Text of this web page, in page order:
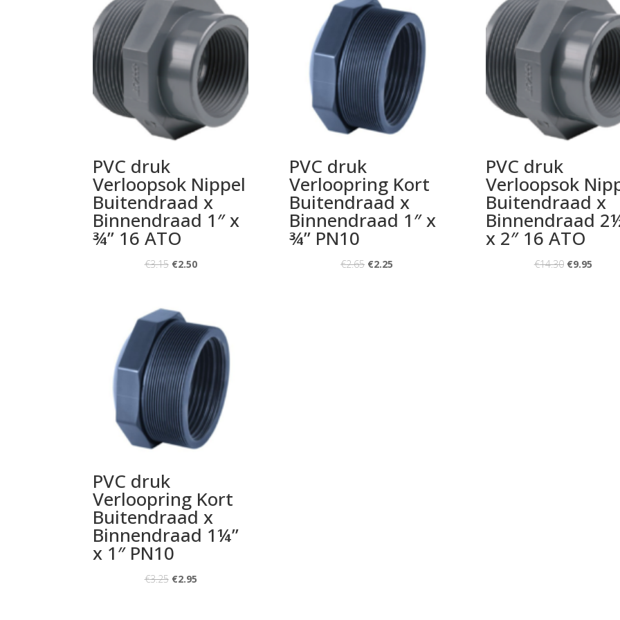
PVC druk
Verloopsok Nippel
Buitendraad x
Binnendraad 1″ x
¾” 16 ATO
€3.15 €2.50
PVC druk
Verloopring Kort
Buitendraad x
Binnendraad 1″ x
¾” PN10
€2.65 €2.25
PVC druk
Verloopsok
Buitendraad x
Binnendraad
x 2″ 16 ATO
€14.30 €9.95
PVC druk
Verloopring Kort
Buitendraad x
Binnendraad 1¼”
x 1″ PN10
€3.25 €2.95